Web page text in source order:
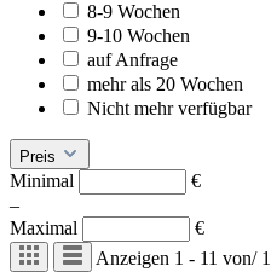
8-9 Wochen
9-10 Wochen
auf Anfrage
mehr als 20 Wochen
Nicht mehr verfügbar
Preis
Minimal
€
–
Maximal
€
Anzeigen 1 - 11 von/